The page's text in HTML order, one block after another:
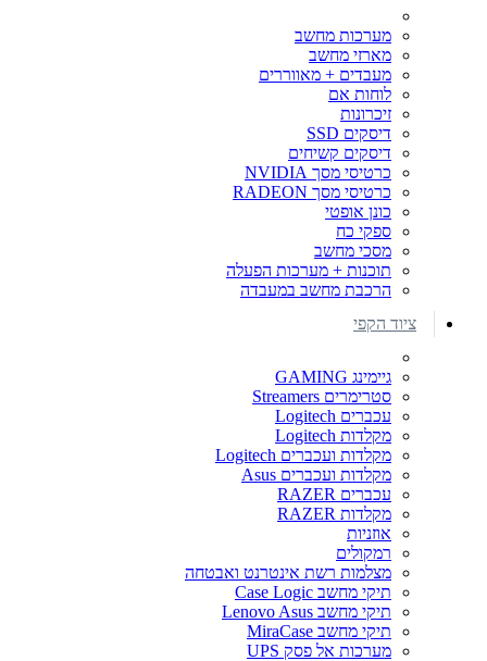
מערכות מחשב
מארזי מחשב
מעבדים + מאווררים
לוחות אם
זיכרונות
דיסקים SSD
דיסקים קשיחים
כרטיסי מסך NVIDIA
כרטיסי מסך RADEON
כונן אופטי
ספקי כח
מסכי מחשב
תוכנות + מערכות הפעלה
הרכבת מחשב במעבדה
ציוד הקפי
גיימינג GAMING
סטרימרים Streamers
עכברים Logitech
מקלדות Logitech
מקלדות ועכברים Logitech
מקלדות ועכברים Asus
עכברים RAZER
מקלדות RAZER
אוזניות
רמקולים
מצלמות רשת אינטרנט ואבטחה
תיקי מחשב Case Logic
תיקי מחשב Lenovo Asus
תיקי מחשב MiraCase
מערכות אל פסק UPS